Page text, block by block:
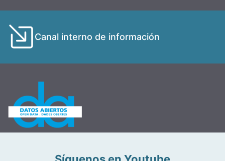
Canal interno de información